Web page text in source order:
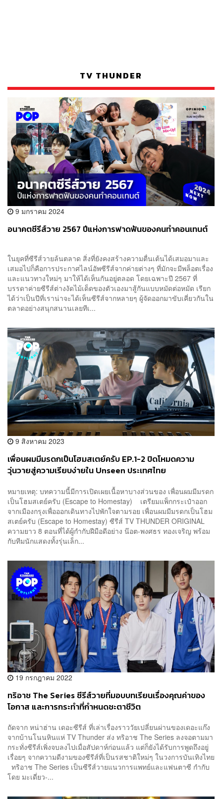
TV THUNDER
9 มกราคม 2024
อนาคตซีรีส์วาย 2567 ปีแห่งการฟาดฟันของคนทำคอนเทนต์
ในยุคที่ซีรีส์วายล้นตลาด สิ่งที่ยังคงสร้างความตื่นเต้นได้เสมอมาและ
เสมอไปก็คือการประกาศไลน์อัพซีรีส์จากค่ายต่างๆ ที่มักจะมีพล็อตเรื่อง
และแนวทางใหม่ๆ มาให้ได้เห็นกันอยู่ตลอด โดยเฉพาะปี 2567 ที่
บรรดาค่ายซีรีส์ต่างงัดไม้เด็ดของตัวเองมาสู้กันแบบหมัดต่อหมัด เรียก
ได้ว่าเป็นปีที่เราน่าจะได้เห็นซีรีส์จากหลายๆ ผู้จัดออกมาขับเคี่ยวกันใน
ตลาดอย่างสนุกสนานเลยทีเ...
9 สิงหาคม 2023
เพื่อนผมมีมรดกเป็นโฮมสเตย์ครับ EP.1-2 ปิดโหมดความ
วุ่นวายสู่ความเรียบง่ายใน Unseen ประเทศไทย
หมายเหตุ: บทความนี้มีการเปิดเผยเนื้อหาบางส่วนของ เพื่อนผมมีมรดก
เป็นโฮมสเตย์ครับ (Escape to Homestay) เตรียมแพ็กกระเป๋าออก
จากเมืองกรุงเพื่อออกเดินทางไปพักใจตามรอย เพื่อนผมมีมรดกเป็นโฮม
สเตย์ครับ (Escape to Homestay) ซีรีส์ TV THUNDER ORIGINAL
ความยาว 8 ตอนที่ได้ผู้กำกับฝีมือดีอย่าง น๊อต-พงศธร ทองเจริญ พร้อม
กับทีมนักแสดงทั้งรุ่นเล็ก...
19 กรกฎาคม 2022
ทริอาช The Series ซีรีส์วายที่มอบบทเรียนเรื่องคุณค่าของ
โอกาส และการกระทำที่กำหนดชะตาชีวิต
ถัดจาก หน่าฮ่าน เดอะซีรีส์ ที่เล่าเรื่องราววัยเปลี่ยนผ่านของเดอะแก๊ง
จากบ้านโนนหินแห่ TV Thunder ส่ง ทริอาช The Series ลงจอตามมา
กระทั่งซีรีส์เพิ่งจบลงไปเมื่อสัปดาห์ก่อนแล้ว แต่ก็ยังได้รับการพูดถึงอยู่
เรื่อยๆ จากความดีงามของซีรีส์ที่เป็นรสชาติใหม่ๆ ในวงการบันเทิงไทย
ทริอาช The Series เป็นซีรีส์วายแนวการแพทย์และแฟนตาซี กำกับ
โดย มะเดี่ยว-...